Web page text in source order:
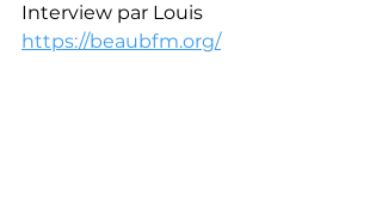
Interview par Louis
https://beaubfm.org/